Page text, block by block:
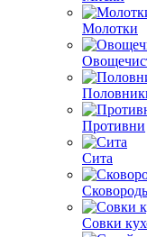
Молотки
Противни
Сита
Совки